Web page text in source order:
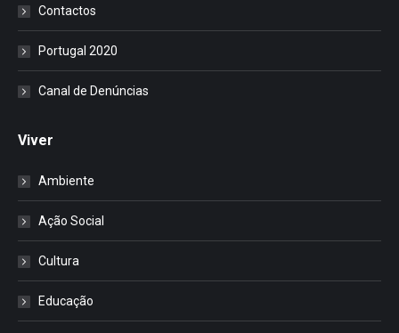
Contactos
Portugal 2020
Canal de Denúncias
Viver
Ambiente
Ação Social
Cultura
Educação